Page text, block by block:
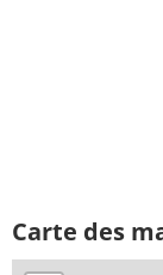
Carte des